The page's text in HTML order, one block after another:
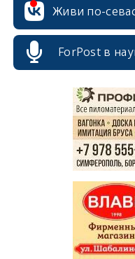
Живи по-
ForPost в